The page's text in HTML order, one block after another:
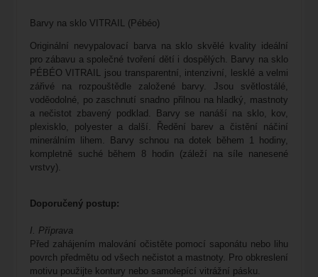
Barvy na sklo VITRAIL (Pébéo)
Originální nevypalovací barva na sklo skvělé kvality ideální
pro zábavu a společné tvoření dětí i dospělých. Barvy na sklo
PÉBÉO VITRAIL jsou transparentní, intenzivní, lesklé a velmi
zářivé na rozpouštědle založené barvy. Jsou světlostálé,
voděodolné, po zaschnutí snadno přilnou na hladký, mastnoty
a nečistot zbavený podklad. Barvy se nanáší na sklo, kov,
plexisklo, polyester a další. Ředění barev a čistění náčiní
minerálním lihem. Barvy schnou na dotek během 1 hodiny,
kompletně suché během 8 hodin (záleží na síle nanesené
vrstvy).
Doporučený postup:
I. Příprava
Před zahájením malování očistěte pomocí saponátu nebo lihu
povrch předmětu od všech nečistot a mastnoty. Pro obkreslení
motivu použijte kontury nebo samolepící vitrážní pásku.